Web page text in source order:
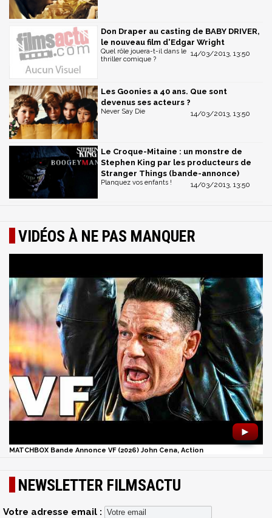
Don Draper au casting de BABY DRIVER,
le nouveau film d'Edgar Wright
14/03/2013, 13:50
Quel rôle jouera-t-il dans le
thriller comique ?
Les Goonies a 40 ans. Que sont
devenus ses acteurs ?
14/03/2013, 13:50
Never Say Die
Le Croque-Mitaine : un monstre de
Stephen King par les producteurs de
Stranger Things (bande-annonce)
14/03/2013, 13:50
Planquez vos enfants !
VIDÉOS À NE PAS MANQUER
►
MATCHBOX Bande Annonce VF (2026) John Cena, Action
NEWSLETTER FILMSACTU
Votre adresse email :